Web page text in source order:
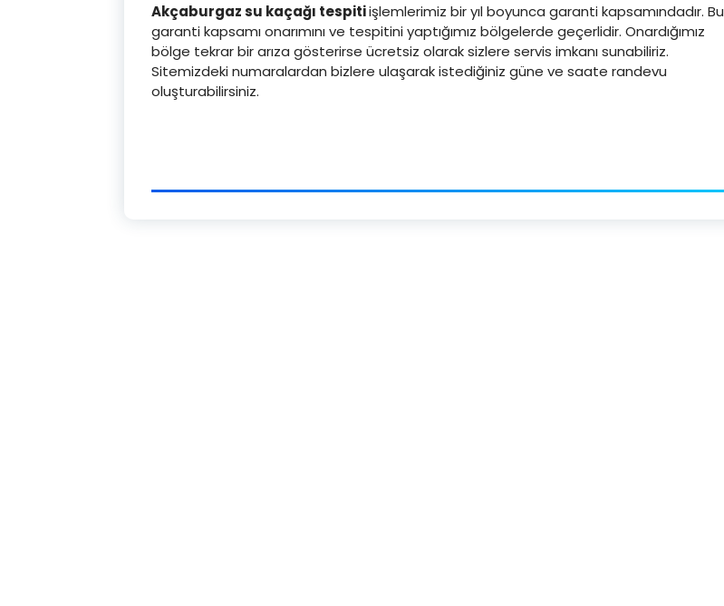
Akçaburgaz su kaçağı tespitiişlemlerimiz bir yıl boyunca garanti kapsamındadır. Bu
garanti kapsamı onarımını ve tespitini yaptığımız bölgelerde geçerlidir. Onardığımız
bölge tekrar bir arıza gösterirse ücretsiz olarak sizlere servis imkanı sunabiliriz.
Sitemizdeki numaralardan bizlere ulaşarak istediğiniz güne ve saate randevu
oluşturabilirsiniz.